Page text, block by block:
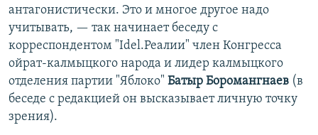
антагонистически. Это и многое другое надо
учитывать, — так начинает беседу с
корреспондентом "Idel.Реалии" член Конгресса
ойрат-калмыцкого народа и лидер калмыцкого
отделения партии "Яблоко" Батыр Боромангнаев (в
беседе с редакцией он высказывает личную точку
зрения).